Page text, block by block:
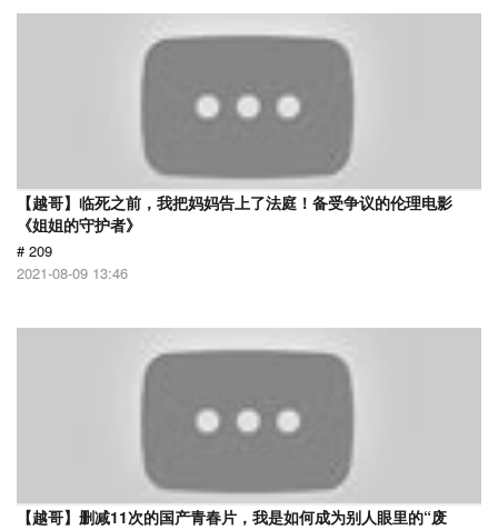
【越哥】临死之前，我把妈妈告上了法庭！备受争议的伦理电影
《姐姐的守护者》
# 209
2021-08-09 13:46
【越哥】删减11次的国产青春片，我是如何成为别人眼里的“废